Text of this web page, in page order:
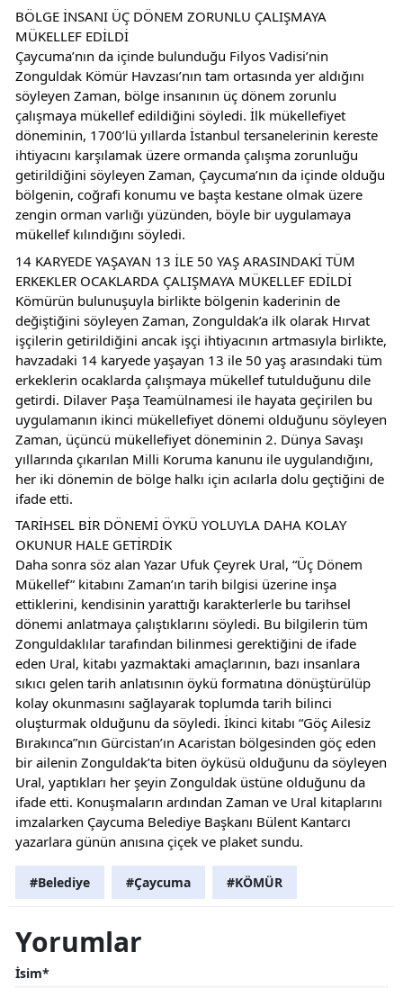
BÖLGE İNSANI ÜÇ DÖNEM ZORUNLU ÇALIŞMAYA
MÜKELLEF EDİLDİ
Çaycuma’nın da içinde bulunduğu Filyos Vadisi’nin
Zonguldak Kömür Havzası’nın tam ortasında yer aldığını
söyleyen Zaman, bölge insanının üç dönem zorunlu
çalışmaya mükellef edildiğini söyledi. İlk mükellefiyet
döneminin, 1700’lü yıllarda İstanbul tersanelerinin kereste
ihtiyacını karşılamak üzere ormanda çalışma zorunluğu
getirildiğini söyleyen Zaman, Çaycuma’nın da içinde olduğu
bölgenin, coğrafi konumu ve başta kestane olmak üzere
zengin orman varlığı yüzünden, böyle bir uygulamaya
mükellef kılındığını söyledi.
14 KARYEDE YAŞAYAN 13 İLE 50 YAŞ ARASINDAKİ TÜM
ERKEKLER OCAKLARDA ÇALIŞMAYA MÜKELLEF EDİLDİ
Kömürün bulunuşuyla birlikte bölgenin kaderinin de
değiştiğini söyleyen Zaman, Zonguldak’a ilk olarak Hırvat
işçilerin getirildiğini ancak işçi ihtiyacının artmasıyla birlikte,
havzadaki 14 karyede yaşayan 13 ile 50 yaş arasındaki tüm
erkeklerin ocaklarda çalışmaya mükellef tutulduğunu dile
getirdi. Dilaver Paşa Teamülnamesi ile hayata geçirilen bu
uygulamanın ikinci mükellefiyet dönemi olduğunu söyleyen
Zaman, üçüncü mükellefiyet döneminin 2. Dünya Savaşı
yıllarında çıkarılan Milli Koruma kanunu ile uygulandığını,
her iki dönemin de bölge halkı için acılarla dolu geçtiğini de
ifade etti.
TARİHSEL BİR DÖNEMİ ÖYKÜ YOLUYLA DAHA KOLAY
OKUNUR HALE GETİRDİK
Daha sonra söz alan Yazar Ufuk Çeyrek Ural, “Üç Dönem
Mükellef” kitabını Zaman’ın tarih bilgisi üzerine inşa
ettiklerini, kendisinin yarattığı karakterlerle bu tarihsel
dönemi anlatmaya çalıştıklarını söyledi. Bu bilgilerin tüm
Zonguldaklılar tarafından bilinmesi gerektiğini de ifade
eden Ural, kitabı yazmaktaki amaçlarının, bazı insanlara
sıkıcı gelen tarih anlatısının öykü formatına dönüştürülüp
kolay okunmasını sağlayarak toplumda tarih bilinci
oluşturmak olduğunu da söyledi. İkinci kitabı “Göç Ailesiz
Bırakınca”nın Gürcistan’ın Acaristan bölgesinden göç eden
bir ailenin Zonguldak’ta biten öyküsü olduğunu da söyleyen
Ural, yaptıkları her şeyin Zonguldak üstüne olduğunu da
ifade etti. Konuşmaların ardından Zaman ve Ural kitaplarını
imzalarken Çaycuma Belediye Başkanı Bülent Kantarcı
yazarlara günün anısına çiçek ve plaket sundu.
#Belediye #Çaycuma #KÖMÜR
Yorumlar
İsim*